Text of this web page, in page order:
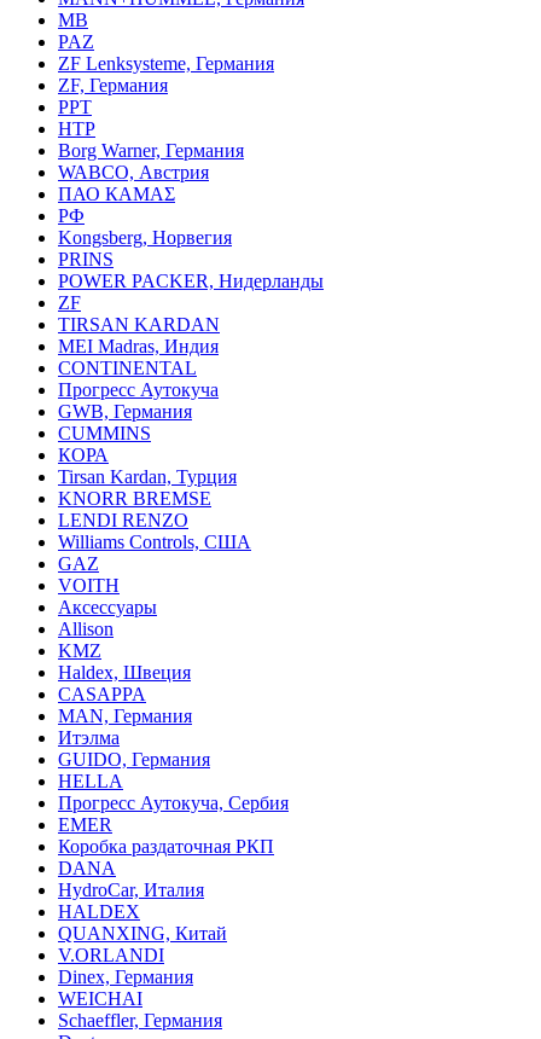
MB
PAZ
ZF Lenksysteme, Германия
ZF, Германия
PPT
HTP
Borg Warner, Германия
WABCO, Австрия
ПАО КАМАΣ
РФ
Kongsberg, Норвегия
PRINS
POWER PACKER, Нидерланды
ZF
TIRSAN KARDAN
MEI Madras, Индия
CONTINENTAL
Прогресс Аутокуча
GWB, Германия
CUMMINS
КОРА
Tirsan Kardan, Турция
KNORR BREMSE
LENDI RENZO
Williams Controls, США
GAZ
VOITH
Аксессуары
Allison
KMZ
Haldex, Швеция
CASAPPA
MAN, Германия
Итэлма
GUIDO, Германия
HELLA
Прогресс Аутокуча, Сербия
EMER
Коробка раздаточная РКП
DANA
HydroCar, Италия
HALDEX
QUANXING, Китай
V.ORLANDI
Dinex, Германия
WEICHAI
Schaeffler, Германия